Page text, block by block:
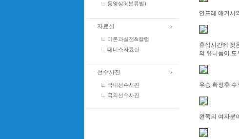
동영상3(분류별)
ㆍ자료실
이론과실전&칼럼
테니스자료실
ㆍ선수사진
국내선수사진
국외선수사진
안드레 애거시
휴식시간에 젖
의 유니폼이 도
우승 확정후
왼쪽의 여자분